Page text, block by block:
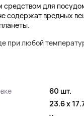
для
содержат вредных
при любой
60 шт.
23.6 x